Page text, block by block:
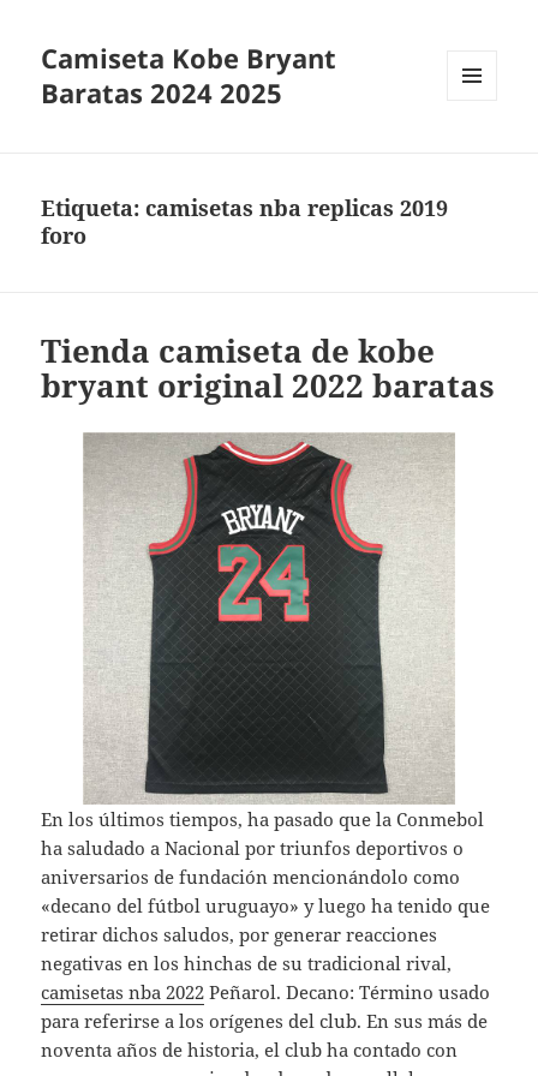
Camiseta Kobe Bryant
Baratas 2024 2025
Etiqueta:camisetas nba replicas 2019
foro
Tienda camiseta de kobe
bryant original 2022 baratas
En los últimos tiempos, ha pasado que la Conmebol
ha saludado a Nacional por triunfos deportivos o
aniversarios de fundación mencionándolo como
«decano del fútbol uruguayo» y luego ha tenido que
retirar dichos saludos, por generar reacciones
negativas en los hinchas de su tradicional rival,
camisetas nba 2022 Peñarol. Decano: Término usado
para referirse a los orígenes del club. En sus más de
noventa años de historia, el club ha contado con